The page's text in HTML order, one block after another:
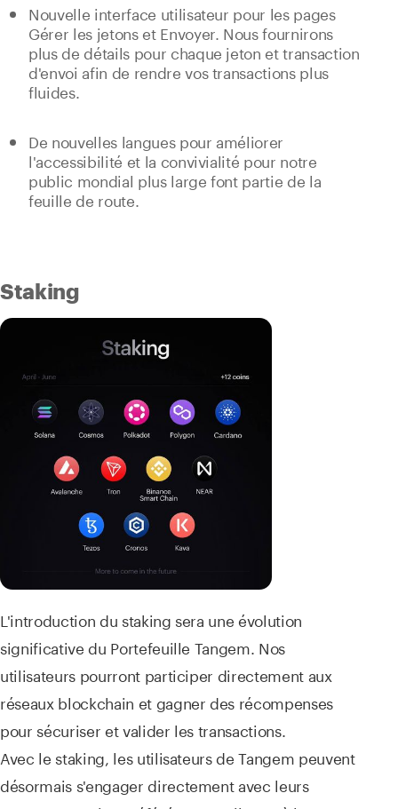
Nouvelle interface utilisateur pour les pages
Gérer les jetons et Envoyer. Nous fournirons
plus de détails pour chaque jeton et transaction
d'envoi afin de rendre vos transactions plus
fluides.
De nouvelles langues pour améliorer
l'accessibilité et la convivialité pour notre
public mondial plus large font partie de la
feuille de route.
Staking
L'introduction du staking sera une évolution
significative du Portefeuille Tangem. Nos
utilisateurs pourront participer directement aux
réseaux blockchain et gagner des récompenses
pour sécuriser et valider les transactions.
Avec le staking, les utilisateurs de Tangem peuvent
désormais s'engager directement avec leurs